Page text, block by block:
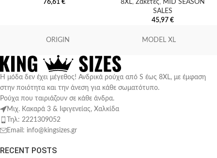
76,61 €
8XL, Ζακέτες, MID SEASON
SALES
45,97 €
ORIGIN MODEL XL
Η μόδα δεν έχει μέγεθος! Ανδρικά ρούχα από S έως 8XL, με έμφαση
στην ποιότητα και την άνεση για κάθε σωματότυπο.
Ρούχα που ταιριάζουν σε κάθε άνδρα.
Μιχ. Κακαρά 3 & Ιφιγενείας, Χαλκίδα
Τηλ: 2221309052
Email: info@kingsizes.gr
RECENT POSTS